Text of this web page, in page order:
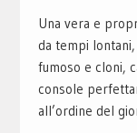
Una vera e
da tempi
fumoso e cloni,
console
all’ordine del